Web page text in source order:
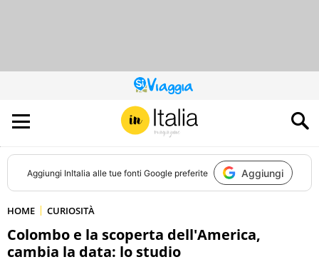
QUESTO
SITO
CONTRIBUISCE
ALL’AUDIENCE
DI
Aggiungi InItalia alle tue fonti Google preferite Aggiungi
HOME CURIOSITÀ
Colombo e la scoperta dell'America,
cambia la data: lo studio